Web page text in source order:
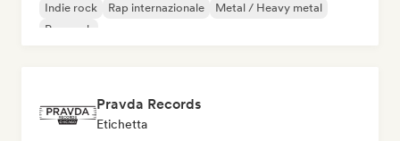
Indie rock
Rap internazionale
Metal / Heavy metal
Pop rock
Pravda Records
Etichetta